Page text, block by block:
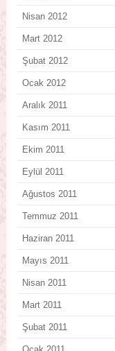
Nisan 2012
Mart 2012
Şubat 2012
Ocak 2012
Aralık 2011
Kasım 2011
Ekim 2011
Eylül 2011
Ağustos 2011
Temmuz 2011
Haziran 2011
Mayıs 2011
Nisan 2011
Mart 2011
Şubat 2011